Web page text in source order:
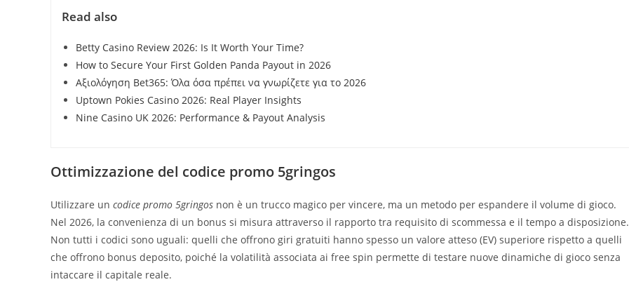
Read also
Betty Casino Review 2026: Is It Worth Your Time?
How to Secure Your First Golden Panda Payout in 2026
Αξιολόγηση Bet365: Όλα όσα πρέπει να γνωρίζετε για το 2026
Uptown Pokies Casino 2026: Real Player Insights
Nine Casino UK 2026: Performance & Payout Analysis
Ottimizzazione del codice promo 5gringos
Utilizzare un codice promo 5gringos non è un trucco magico per vincere, ma un metodo per espandere il volume di gioco.
Nel 2026, la convenienza di un bonus si misura attraverso il rapporto tra requisito di scommessa e il tempo a disposizione.
Non tutti i codici sono uguali: quelli che offrono giri gratuiti hanno spesso un valore atteso (EV) superiore rispetto a quelli
che offrono bonus deposito, poiché la volatilità associata ai free spin permette di testare nuove dinamiche di gioco senza
intaccare il capitale reale.